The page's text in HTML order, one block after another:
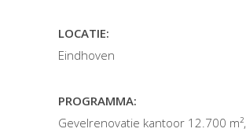
LOCATIE:
Eindhoven
PROGRAMMA:
Gevelrenovatie kantoor 12.700 m²,